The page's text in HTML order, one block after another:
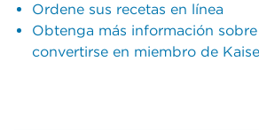
Ordene sus recetas en línea
Obtenga más información
convertirse en miembro de